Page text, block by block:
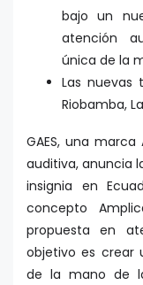
bajo un
atención
única de la
Las nuevas
Riobamba,
GAES, una
auditiva, anuncia
insignia en
concepto
propuesta en
objetivo es crear
de la mano de